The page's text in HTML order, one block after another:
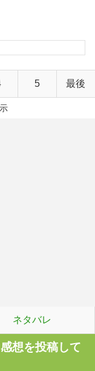
5 最後
ネタバレ
想を投稿して